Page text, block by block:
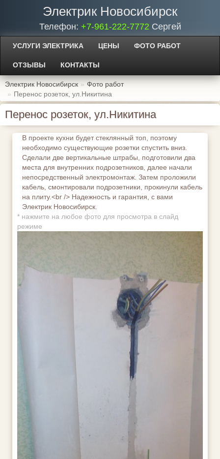
Электрик Новосибирск
Телефон: +7-961-222-7772 Сергей
УСЛУГИ ЭЛЕКТРИКА ЦЕНЫ ФОТО РАБОТ
ОТЗЫВЫ КОНТАКТЫ
Электрик Новосибирск
Фото работ
Перенос розеток, ул.Никитина
Перенос розеток, ул.Никитина
В проекте кухни будет стеклянный топ, поэтому
необходимо существующие розетки спустить вниз.
Сделали две вертикальные штрабы, подготовили два
места для внутренних подрозетников, далее начали
непосредственный электромонтаж. Затем проложили
кабель, смонтировали подрозетники, прокинули кабель
на плиту.<br /> Надежность и гарантия, с вами
Электрик Новосибирск.
* нажмите на любое фото для просмотра в слайд
режиме